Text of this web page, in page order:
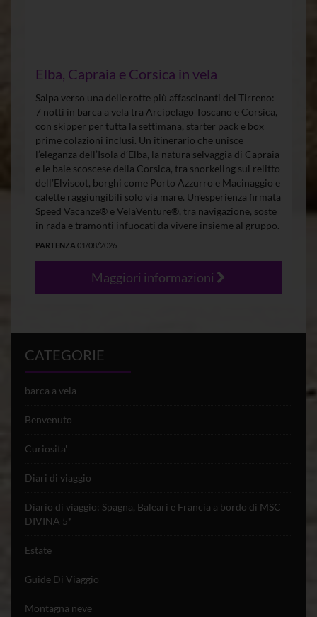
Elba, Capraia e Corsica in vela
Salpa verso una delle rotte più affascinanti del Tirreno:
7 notti in barca a vela tra Arcipelago Toscano e Corsica,
con skipper per tutta la settimana, starter pack e box
prime colazioni inclusi. Un itinerario che unisce
l’eleganza dell’Isola d’Elba, la natura selvaggia di Capraia
e le baie scoscese della Corsica, tra snorkeling sul relitto
dell’Elviscot, borghi come Porto Azzurro e Macinaggio e
calette raggiungibili solo via mare. Un’esperienza firmata
Speed Vacanze® e VelaVenture®, tra navigazione, soste
in rada e tramonti infuocati da vivere insieme al gruppo.
PARTENZA 01/08/2026
Maggiori informazioni
CATEGORIE
barca a vela
Benvenuto
Curiosita'
Diari di viaggio
Diario di viaggio: Spagna, Baleari e Francia a bordo di MSC
DIVINA 5*
Estate
Guide Di Viaggio
Montagna neve